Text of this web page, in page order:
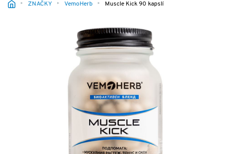
ZNAČKY VemoHerb Muscle Kick 90 kapslí